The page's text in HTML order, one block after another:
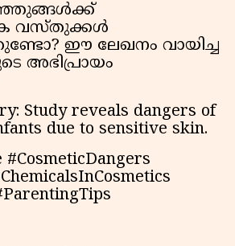
വസ്തുക്കൾ
ഈ ലേഖനം വായിച്ച
അഭിപ്രായം
Study reveals dangers of
due to sensitive skin.
#CosmeticDangers